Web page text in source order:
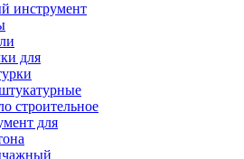
инструмент
для
строительное
для